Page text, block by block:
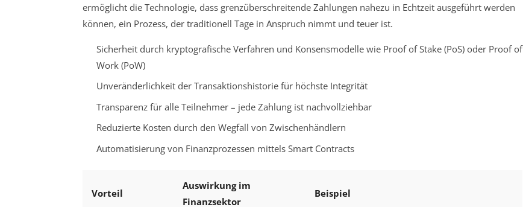
ermöglicht die Technologie, dass grenzüberschreitende Zahlungen nahezu in Echtzeit ausgeführt werden
können, ein Prozess, der traditionell Tage in Anspruch nimmt und teuer ist.
Sicherheit durch kryptografische Verfahren und Konsensmodelle wie Proof of Stake (PoS) oder Proof of
Work (PoW)
Unveränderlichkeit der Transaktionshistorie für höchste Integrität
Transparenz für alle Teilnehmer – jede Zahlung ist nachvollziehbar
Reduzierte Kosten durch den Wegfall von Zwischenhändlern
Automatisierung von Finanzprozessen mittels Smart Contracts
Vorteil
Auswirkung im
Finanzsektor
Beispiel